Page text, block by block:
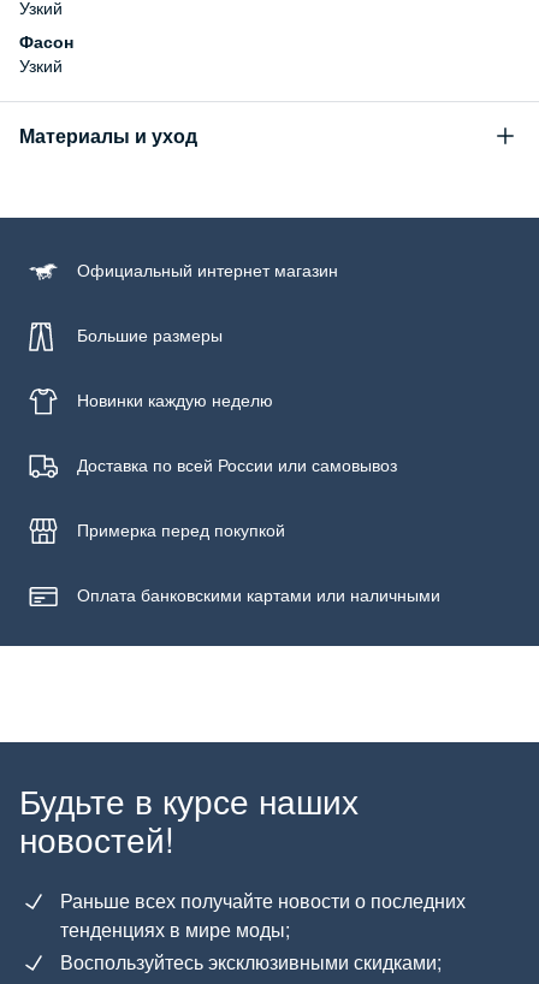
Узкий
Фасон
Узкий
Материалы и уход
99% хлопок, 1% эластан
Бережная стирка при температуре не более 30С, химчистка
запрещена, гладить при низкой температуре до 110С
Официальный интернет магазин
Большие размеры
Новинки каждую неделю
Доставка по всей России или самовывоз
Примерка перед покупкой
Оплата банковскими картами или наличными
Будьте в курсе наших
новостей!
Раньше всех получайте новости о последних
тенденциях в мире моды;
Воспользуйтесь эксклюзивными скидками;